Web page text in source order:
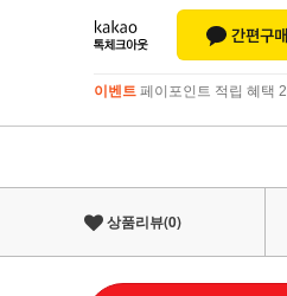
이벤트 페이포인트 적립 혜택
이벤트페이포인트 적립 혜택
상품리뷰(0)